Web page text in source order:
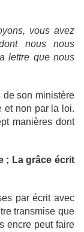
vous avez
nous nous
lettre que nous
de son ministère
et non par la loi.
manières dont
; La grâce écrit
par écrit avec
transmise que
encre peut faire